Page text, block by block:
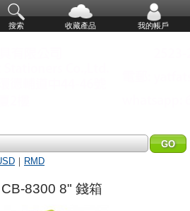
搜索 收藏產品 我的帳戶
｜ RMD
8300 8" 錢箱